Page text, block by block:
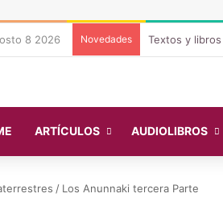
8 2026 Novedades Textos y
ARTÍCULOS AUDIOLIBROS
/ Los Anunnaki tercera Parte